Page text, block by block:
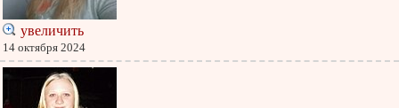
увеличить
14 октября 2024